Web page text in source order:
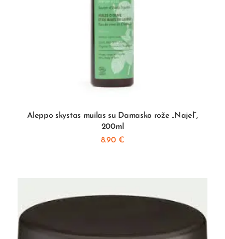
Aleppo skystas muilas su Damasko rože „Najel”,
200ml
8.90 €